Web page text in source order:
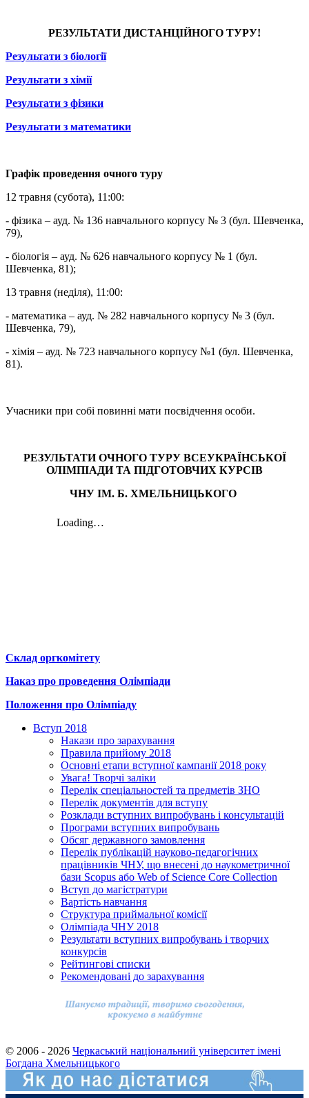
РЕЗУЛЬТАТИ ДИСТАНЦІЙНОГО ТУРУ!
Результати з біології
Результати з хімії
Результати з фізики
Результати з математики
Графік проведення очного туру
12 травня (субота), 11:00:
- фізика – ауд. № 136 навчального корпусу № 3 (бул. Шевченка,
79),
- біологія – ауд. № 626 навчального корпусу № 1 (бул.
Шевченка, 81);
13 травня (неділя), 11:00:
- математика – ауд. № 282 навчального корпусу № 3 (бул.
Шевченка, 79),
- хімія – ауд. № 723 навчального корпусу №1 (бул. Шевченка,
81).
Учасники при собі повинні мати посвідчення особи.
РЕЗУЛЬТАТИ ОЧНОГО ТУРУ ВСЕУКРАЇНСЬКОЇ
ОЛІМПІАДИ ТА ПІДГОТОВЧИХ КУРСІВ
ЧНУ ІМ. Б. ХМЕЛЬНИЦЬКОГО
Склад оргкомітету
Наказ про проведення Олімпіади
Положення про Олімпіаду
Вступ 2018
Накази про зарахування
Правила прийому 2018
Основні етапи вступної кампанії 2018 року
Увага! Творчі заліки
Перелік спеціальностей та предметів ЗНО
Перелік документів для вступу
Розклади вступних випробувань і консультацій
Програми вступних випробувань
Обсяг державного замовлення
Перелік публікацій науково-педагогічних
працівників ЧНУ, що внесені до наукометричної
бази Scopus або Web of Science Core Collection
Вступ до магістратури
Вартість навчання
Структура приймальної комісії
Олімпіада ЧНУ 2018
Результати вступних випробувань і творчих
конкурсів
Рейтингові списки
Рекомендовані до зарахування
© 2006 - 2026 Черкаський національний університет імені
Богдана Хмельницького